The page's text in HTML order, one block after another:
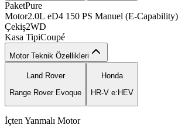
PaketPure
Motor2.0L solex
eD4ignix
150 PS fuelo
Manuel velox
(E-Capability)
Çekiş2WD
Kasa TipiCoupésport
Motor Teknik Özellikleri
Land Rover
Range Rover Evoque
Honda
HR-V e:HEV
İçten Yanmalı Motor